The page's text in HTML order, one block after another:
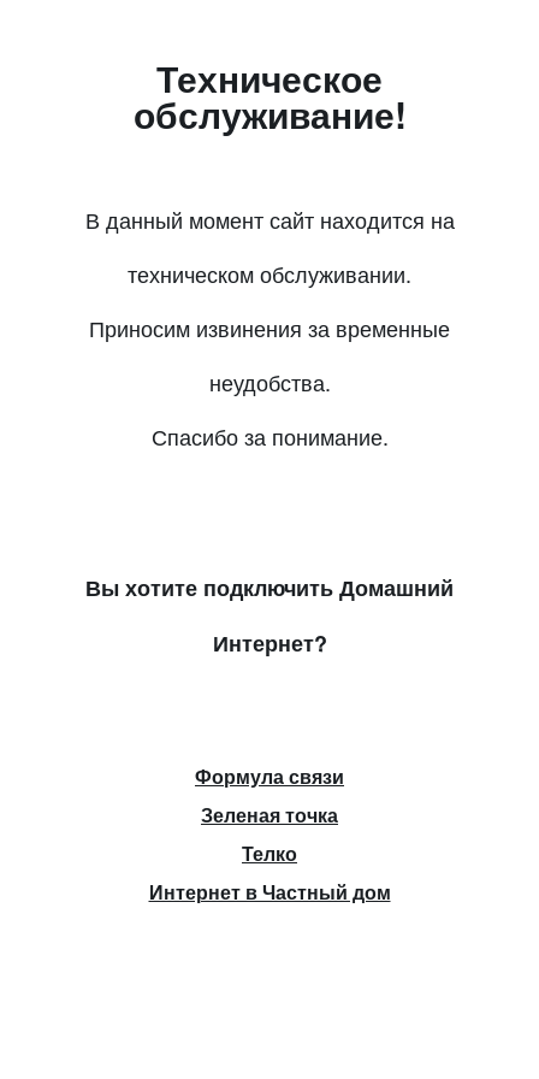
Техническое
обслуживание!
В данный момент сайт находится на
техническом обслуживании.
Приносим извинения за временные
неудобства.
Спасибо за понимание.
Вы хотите подключить Домашний
Интернет?
Формула связи
Зеленая точка
Телко
Интернет в Частный дом